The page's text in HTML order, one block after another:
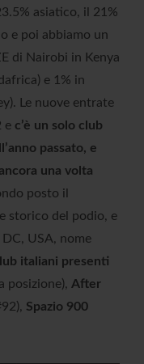
asiatico, il 21%
e poi abbiamo un
di Nairobi in Kenya
e 1% in
Le nuove entrate
e c’è un solo club
passato, e
una volta
posto il
storico del podio, e
USA, nome
italiani presenti
posizione), After
Spazio 900